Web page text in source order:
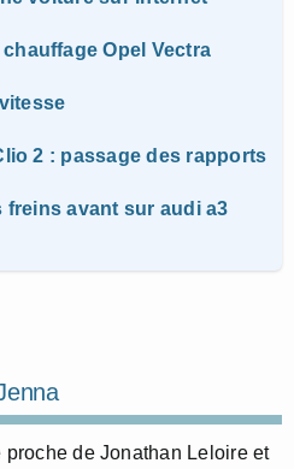
Opel Vectra
2 : passage des rapports
avant sur audi a3
de Jonathan Leloire et